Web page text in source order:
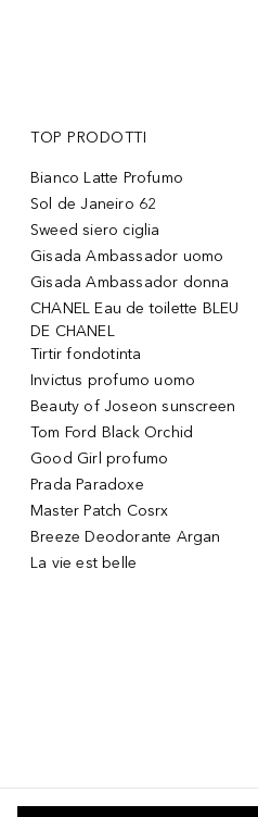
TOP PRODOTTI
Bianco Latte Profumo
Sol de Janeiro 62
Sweed siero ciglia
Gisada Ambassador uomo
Gisada Ambassador donna
CHANEL Eau de toilette BLEU
DE CHANEL
Tirtir fondotinta
Invictus profumo uomo
Beauty of Joseon sunscreen
Tom Ford Black Orchid
Good Girl profumo
Prada Paradoxe
Master Patch Cosrx
Breeze Deodorante Argan
La vie est belle